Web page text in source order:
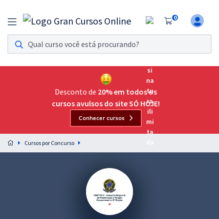
0
Assinatura Ilimitada 11
Acesso a todos os cursos. Teste grátis por 7 dias!
Assinatura OAB Até Passar
Acesso ilimitado a toda preparação para o Exame da
Preparação completa e intensiva para as principais
residências em saúde do Brasil
Desconto de 20% em todos os
cursos avulsos do site SÓ HOJE!
Conhecer cursos
Cursos por Concurso